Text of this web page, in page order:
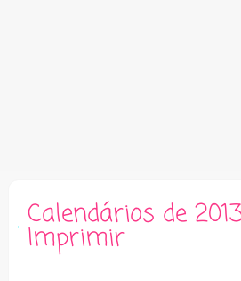
Calendários de
Imprimir